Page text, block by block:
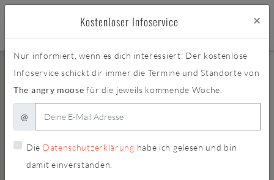
Kostenloser Infoservice ×
Nur informiert, wenn es dich interessiert: Der kostenlose
Infoservice schickt dir immer die Termine und Standorte von
The angry moose für die jeweils kommende Woche.
@
Die Datenschutzerklärung habe ich gelesen und bin
damit einverstanden.